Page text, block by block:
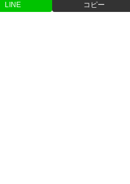
LINE コピー